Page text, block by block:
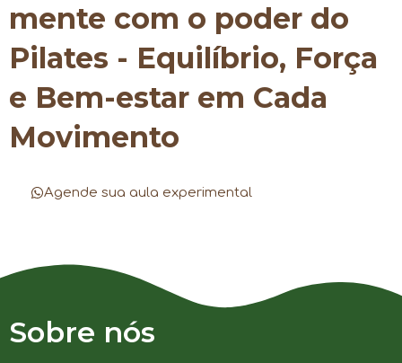
mente com o poder do
Pilates - Equilíbrio, Força
e Bem-estar em Cada
Movimento
Agende sua aula experimental
Sobre nós